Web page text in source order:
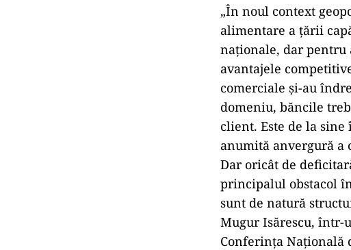
„În noul context
alimentare a ţării
naţionale, dar pentru
avantajele
comerciale şi-au
domeniu, băncile
client. Este de la
anumită anvergură a
Dar oricât de
principalul obstacol
sunt de natură
Mugur Isărescu, într-
Conferinţa Naţională